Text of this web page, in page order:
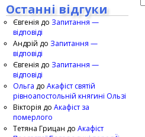
Останні відгуки
Євгенія до Запитання —
відповіді
Андрій до Запитання —
відповіді
Євгенія до Запитання —
відповіді
Ольга до Акафіст святій
рівноапостольній княгині Ользі
Вікторія до Акафіст за
померлого
Тетяна Грицан до Акафіст